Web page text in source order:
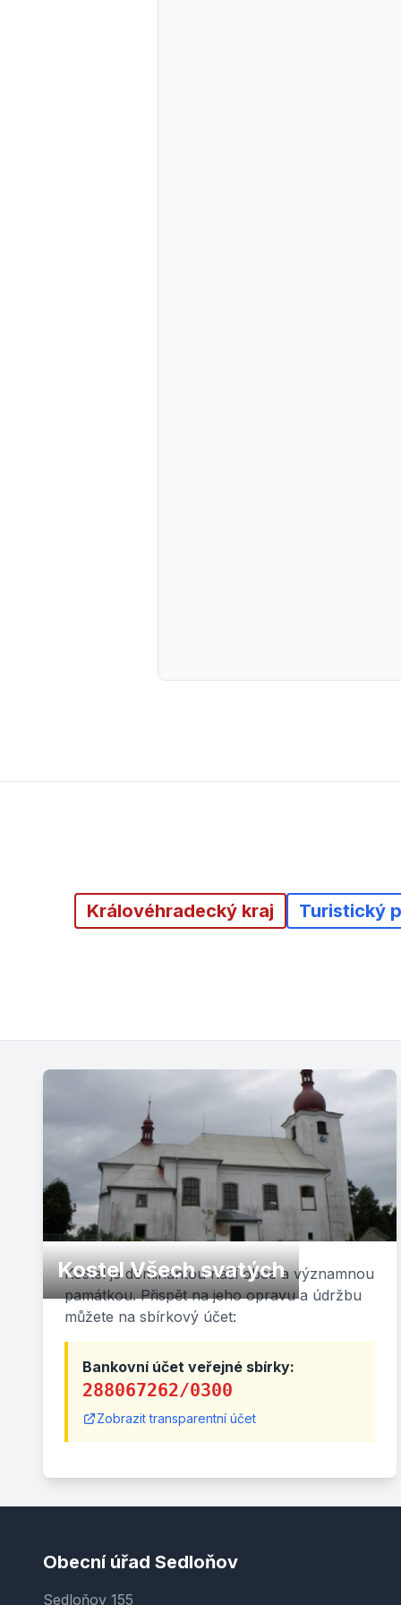
Královéhradecký kraj Turistický
Kostel Všech svatých
Kostel je dominantou naší obce a významnou
památkou. Přispět na jeho opravu a údržbu
můžete na sbírkový účet:
Bankovní účet veřejné sbírky:
288067262/0300
Zobrazit transparentní účet
Obecní úřad Sedloňov
Sedloňov 155